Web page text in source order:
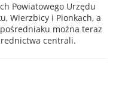
Powiatowego Urzędu
Wierzbicy i Pionkach, a
można teraz
centrali.